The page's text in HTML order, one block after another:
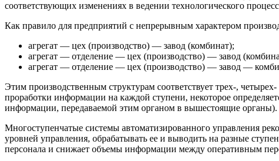
соответствующих изменениях в ведении технологического
Как правило для предприятий с непрерывным харак­тером
агрегат — цех (производство) — завод (комбинат);
агрегат — отделение — цех (производ­ство) — завод
агрегат — отделение — цех (производ­ство) — завод —
Этим производственным структурам со­ответствует трех-,
проработки информации на каждой ступени, некоторое
информации, передаваемой этим ор­ганом в вышестоящие органы).
Многоступенчатые системы автоматизированного управления
уровней управления, обрабатывать ее и вы­водить на разные
персонала и снижает объемы информации между оперативным